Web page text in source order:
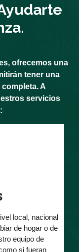
ofrecemos una
tener una
A
servicios
local, nacional
de hogar o de
equipo de
si fueran